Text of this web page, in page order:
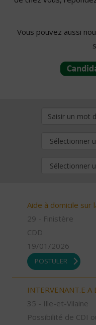
Vous pouvez aussi
Aide à domicile sur
29 - Finistère
CDD
19/01/2026
POSTULER
INTERVENANT.E
35 - Ille-et-Vilaine
Possibilité de CDI